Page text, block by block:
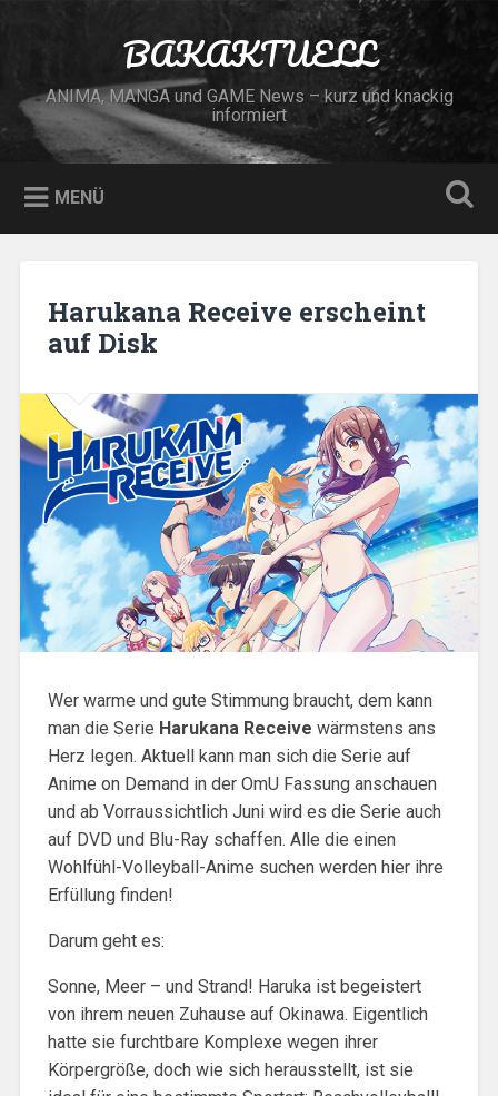
BAKAKTUELL
ANIMA, MANGA und GAME News – kurz und knackig
informiert
MENÜ
Harukana Receive erscheint
auf Disk
Wer warme und gute Stimmung braucht, dem kann
man die Serie Harukana Receive wärmstens ans
Herz legen. Aktuell kann man sich die Serie auf
Anime on Demand in der OmU Fassung anschauen
und ab Vorraussichtlich Juni wird es die Serie auch
auf DVD und Blu-Ray schaffen. Alle die einen
Wohlfühl-Volleyball-Anime suchen werden hier ihre
Erfüllung finden!
Darum geht es:
Sonne, Meer – und Strand! Haruka ist begeistert
von ihrem neuen Zuhause auf Okinawa. Eigentlich
hatte sie furchtbare Komplexe wegen ihrer
Körpergröße, doch wie sich herausstellt, ist sie